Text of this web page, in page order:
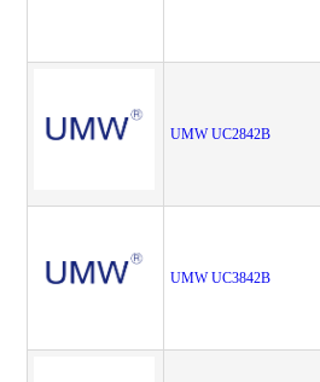
UMW UC2842B
UMW UC3842B